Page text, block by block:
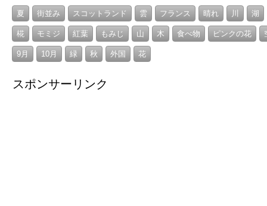
夏 街並み スコットランド 雲 フランス 晴れ 川 湖
椛 モミジ 紅葉 もみじ 山 木 食べ物 ピンクの花
9月 10月 緑 秋 外国 花
スポンサーリンク